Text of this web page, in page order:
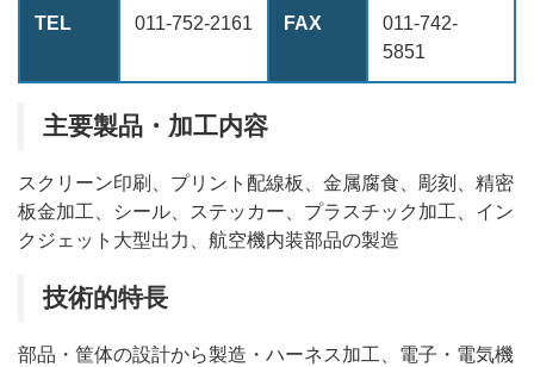
TEL 011-752-2161 FAX
011-742-
5851
主要製品・加工内容
スクリーン印刷、プリント配線板、金属腐食、彫刻、精密
板金加工、シール、ステッカー、プラスチック加工、イン
クジェット大型出力、航空機内装部品の製造
技術的特長
部品・筐体の設計から製造・ハーネス加工、電子・電気機